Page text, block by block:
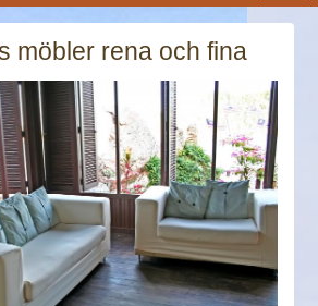
möbler rena och fina